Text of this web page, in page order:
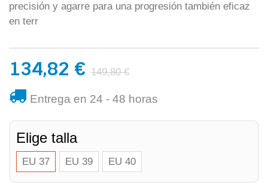
precisión y agarre para una progresión también eficaz
en terr
134,82 € 149,80 €
Entrega en 24 - 48 horas
Elige talla
EU 37 EU 39 EU 40